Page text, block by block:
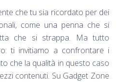
che tu sia ricordato per dei
come una penna che si
che si strappa. Ma tutto
ti invitiamo a confrontare i
che la qualità in questo caso
contenuti. Su Gadget Zone